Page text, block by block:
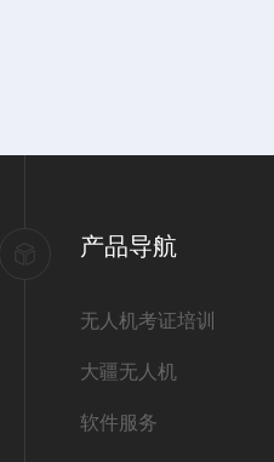
产品导航
无人机考证培训
大疆无人机
软件服务